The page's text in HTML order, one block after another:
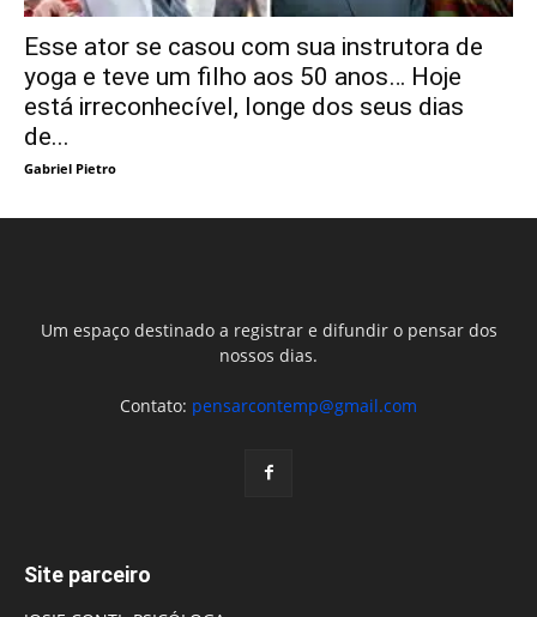
Esse ator se casou com sua instrutora de
yoga e teve um filho aos 50 anos… Hoje
está irreconhecível, longe dos seus dias
de...
Gabriel Pietro
Um espaço destinado a registrar e difundir o pensar dos
nossos dias.
Contato: pensarcontemp@gmail.com
Site parceiro